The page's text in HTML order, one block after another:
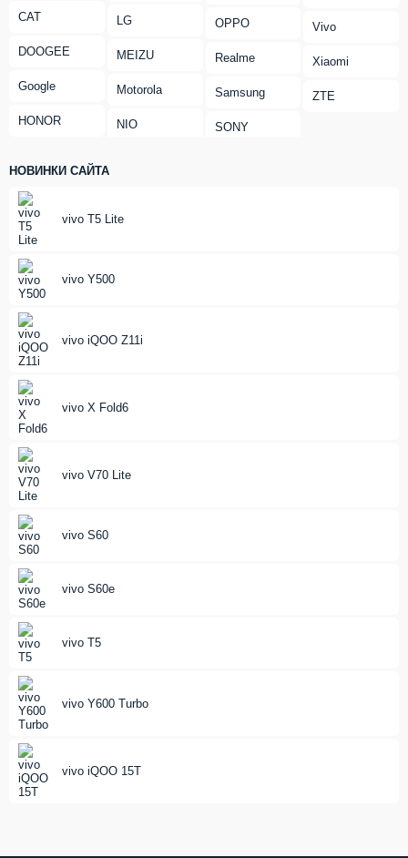
CAT
DOOGEE
Google
HONOR
LG
MEIZU
Motorola
NIO
OPPO
Realme
Samsung
SONY
Vivo
Xiaomi
ZTE
НОВИНКИ САЙТА
vivo T5 Lite
vivo Y500
vivo iQOO Z11i
vivo X Fold6
vivo V70 Lite
vivo S60
vivo S60e
vivo T5
vivo Y600 Turbo
vivo iQOO 15T